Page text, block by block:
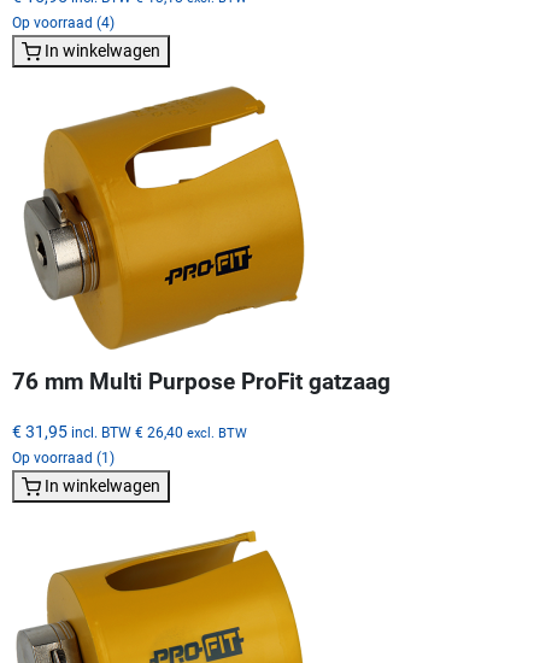
Op voorraad (4)
In winkelwagen
76 mm Multi Purpose ProFit gatzaag
€ 31,95 incl. BTW € 26,40 excl. BTW
Op voorraad (1)
In winkelwagen